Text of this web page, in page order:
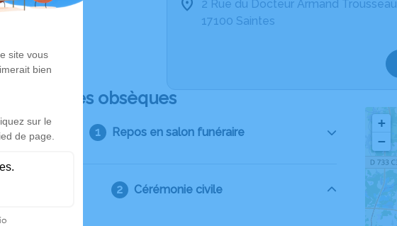
2 Rue du Docteur Armand Trousseau
17100 Saintes
Déroulé des obsèques
Repos en salon funéraire
Cérémonie civile
+
−